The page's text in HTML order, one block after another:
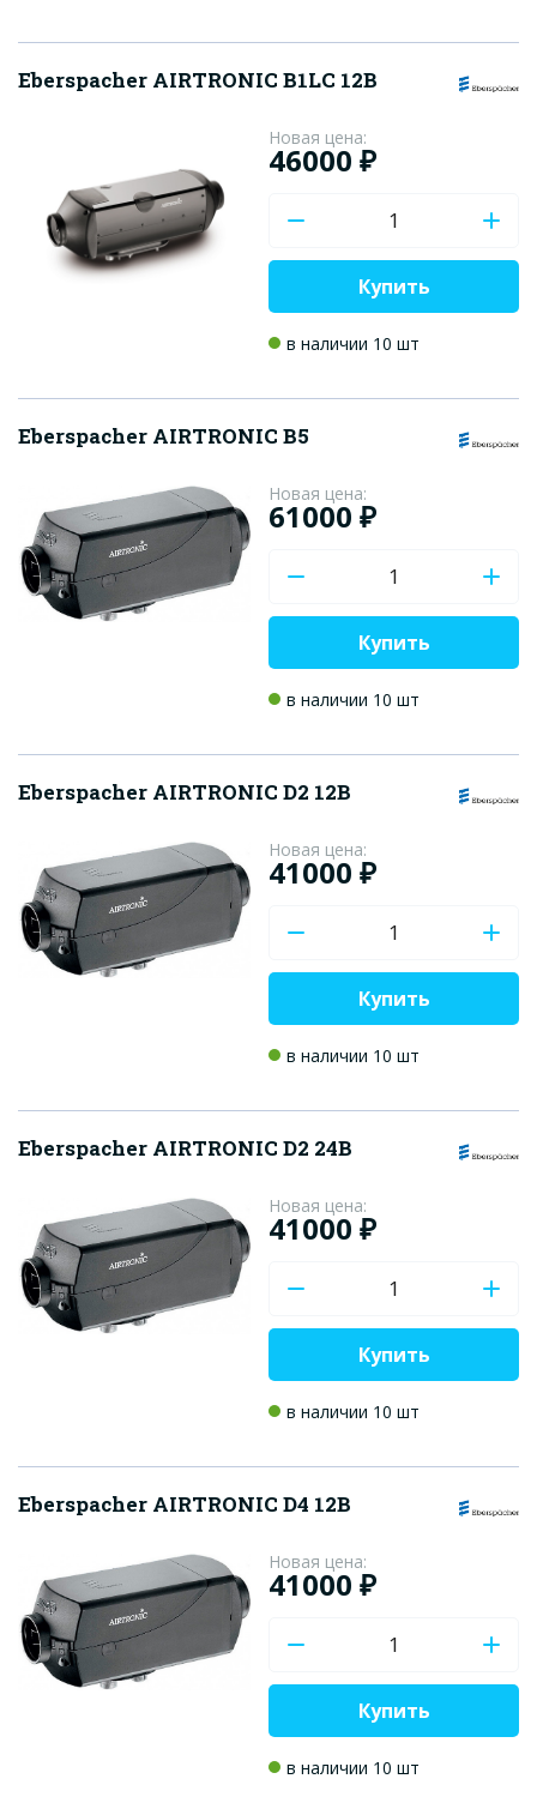
Eberspacher AIRTRONIC B1LC 12В
Новая цена:
46000 ₽
Купить
в наличии 10 шт
Eberspacher AIRTRONIC B5
Новая цена:
61000 ₽
Купить
в наличии 10 шт
Eberspacher AIRTRONIC D2 12В
Новая цена:
41000 ₽
Купить
в наличии 10 шт
Eberspacher AIRTRONIC D2 24В
Новая цена:
41000 ₽
Купить
в наличии 10 шт
Eberspacher AIRTRONIC D4 12В
Новая цена:
41000 ₽
Купить
в наличии 10 шт